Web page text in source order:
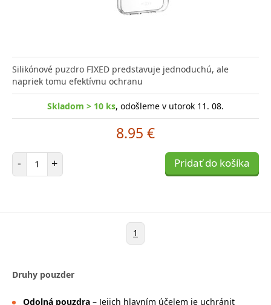
Silikónové puzdro FIXED predstavuje jednoduchú, ale
napriek tomu efektívnu ochranu
Skladom > 10 ks, odošleme v utorok 11. 08.
8.95 €
- Počet položiek
+ Pridať do košíka
1
Druhy pouzder
Odolná pouzdra– Jejich hlavním účelem je uchránit